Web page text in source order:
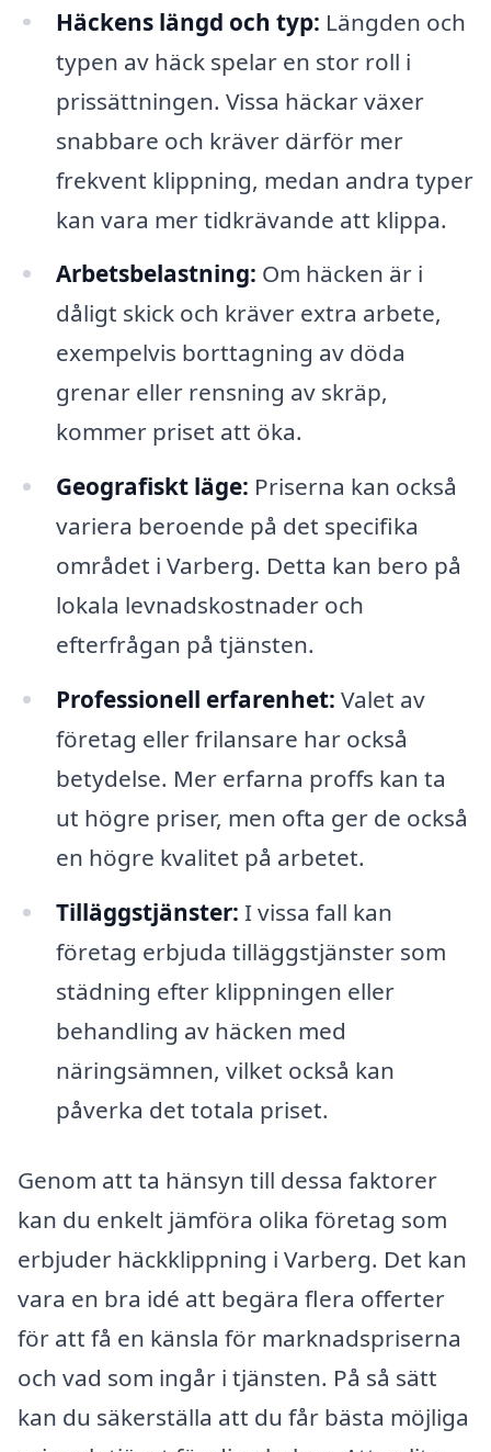
Häckens längd och typ: Längden och
typen av häck spelar en stor roll i
prissättningen. Vissa häckar växer
snabbare och kräver därför mer
frekvent klippning, medan andra typer
kan vara mer tidkrävande att klippa.
Arbetsbelastning: Om häcken är i
dåligt skick och kräver extra arbete,
exempelvis borttagning av döda
grenar eller rensning av skräp,
kommer priset att öka.
Geografiskt läge: Priserna kan också
variera beroende på det specifika
området i Varberg. Detta kan bero på
lokala levnadskostnader och
efterfrågan på tjänsten.
Professionell erfarenhet: Valet av
företag eller frilansare har också
betydelse. Mer erfarna proffs kan ta
ut högre priser, men ofta ger de också
en högre kvalitet på arbetet.
Tilläggstjänster: I vissa fall kan
företag erbjuda tilläggstjänster som
städning efter klippningen eller
behandling av häcken med
näringsämnen, vilket också kan
påverka det totala priset.
Genom att ta hänsyn till dessa faktorer
kan du enkelt jämföra olika företag som
erbjuder häckklippning i Varberg. Det kan
vara en bra idé att begära flera offerter
för att få en känsla för marknadspriserna
och vad som ingår i tjänsten. På så sätt
kan du säkerställa att du får bästa möjliga